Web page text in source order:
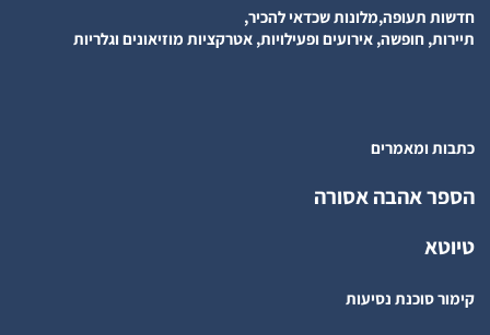
חדשות תעופה,מלונות שכדאי להכיר,
תיירות, חופשה, אירועים ופעילויות, אטרקציות מוזיאונים וגלריות
כתבות ומאמרים
הספר אהבה אסורה
טיוטא
קימור סוכנת נסיעות